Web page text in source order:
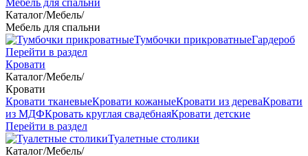
Мебель для спальни
Каталог/Мебель/
Мебель для спальни
Тумбочки прикроватныеГардероб
Перейти в раздел
Кровати
Каталог/Мебель/
Кровати
Кровати тканевыеКровати кожаныеКровати из дереваКровати
из МДФКровать круглая свадебнаяКровати детские
Перейти в раздел
Туалетные столики
Каталог/Мебель/